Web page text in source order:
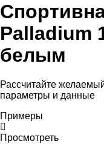
Palladium
белым
Рассчитайте
параметры и данные
Примеры
Просмотреть